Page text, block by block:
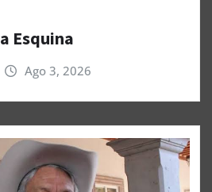
Esquina
Ago 3, 2026